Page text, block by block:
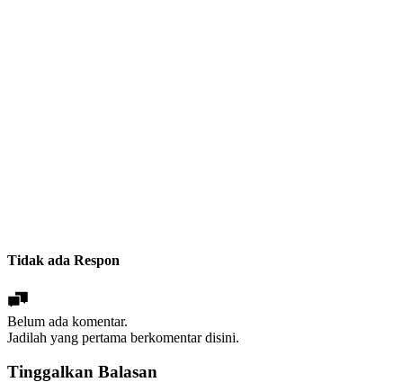
Tidak ada Respon
Belum ada komentar.
Jadilah yang pertama berkomentar disini.
Tinggalkan Balasan